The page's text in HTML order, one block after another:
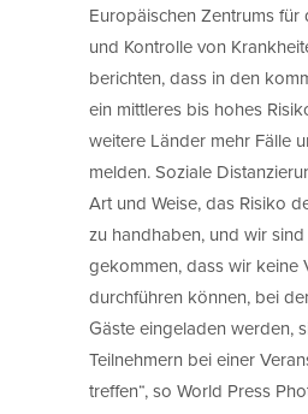
Europäischen Zentrums für
und Kontrolle von
berichten, dass in den
ein mittleres bis hohes
weitere Länder mehr Fälle
melden. Soziale
Art und Weise, das Risiko
zu handhaben, und wir
gekommen, dass wir keine
durchführen können, bei
Gäste eingeladen werden,
Teilnehmern bei einer
treffen“, so World Press